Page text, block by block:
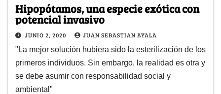
Hipopótamos, una especie exótica con
potencial invasivo
JUNIO 2, 2020 JUAN SEBASTIAN AYALA
"La mejor solución hubiera sido la esterilización de los
primeros individuos. Sin embargo, la realidad es otra y
se debe asumir con responsabilidad social y
ambiental"